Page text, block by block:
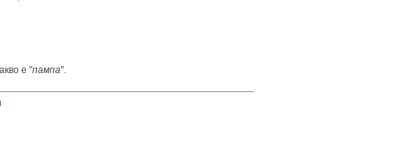
е "пампа".